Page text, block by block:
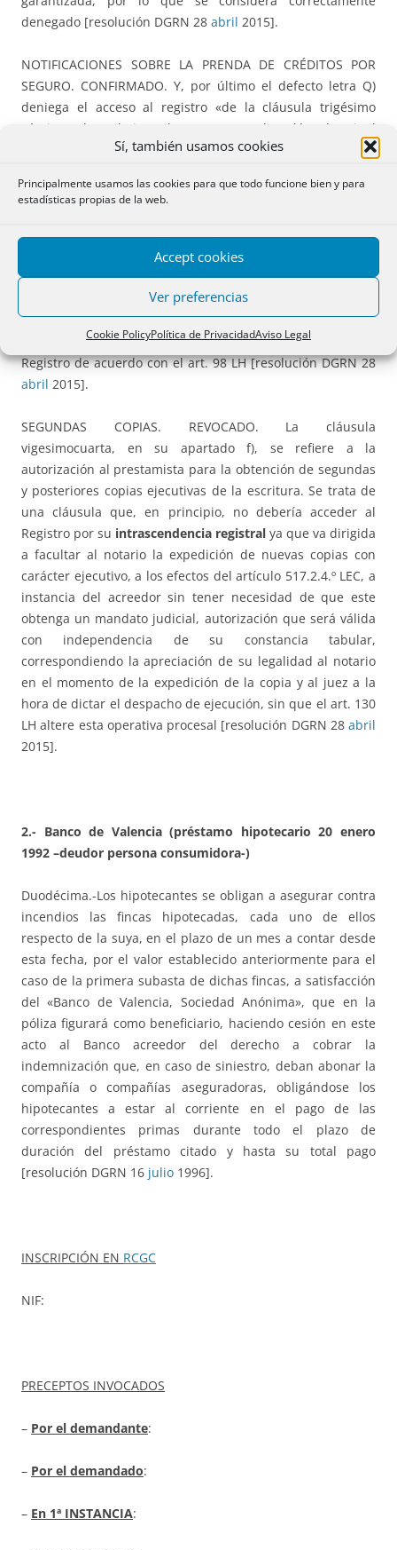
Sí, también usamos cookies
Principalmente usamos las cookies para que todo funcione bien y para
estadísticas propias de la web.
Accept cookies
Ver preferencias
Cookie PolicyPolítica de PrivacidadAviso Legal
denegado [resolución DGRN 28 abril 2015].
NOTIFICACIONES SOBRE LA PRENDA DE CRÉDITOS POR
SEGURO. CONFIRMADO. Y, por último el defecto letra Q)
deniega el acceso al registro «de la cláusula trigésimo
séptima, lo relativo al anexo 3 y la Cláusula Final
Requerimiento». El Anexo 3 se refiere a la comunicación a
los derechos de crédito derivados de la póliza de seguro, y
requerimiento que las partes hacen a la notaria
autorizante para que por acta separada notifique a la
entidad aseguradora. Se tratan en este caso de cláusulas
relativas a una actuación futura de notificación, relativas a
una garantía ajena al derecho real de hipoteca, por lo que
se considera correctamente denegado su acceso al
Registro de acuerdo con el art. 98 LH [resolución DGRN 28
abril 2015].
SEGUNDAS COPIAS. REVOCADO. La cláusula
vigesimocuarta, en su apartado f), se refiere a la
autorización al prestamista para la obtención de segundas
y posteriores copias ejecutivas de la escritura. Se trata de
una cláusula que, en principio, no debería acceder al
Registro por su intrascendencia registral ya que va dirigida
a facultar al notario la expedición de nuevas copias con
carácter ejecutivo, a los efectos del artículo 517.2.4.º LEC, a
instancia del acreedor sin tener necesidad de que este
obtenga un mandato judicial, autorización que será válida
con independencia de su constancia tabular,
correspondiendo la apreciación de su legalidad al notario
en el momento de la expedición de la copia y al juez a la
hora de dictar el despacho de ejecución, sin que el art. 130
LH altere esta operativa procesal [resolución DGRN 28 abril
2015].
2.- Banco de Valencia (préstamo hipotecario 20 enero
1992 –deudor persona consumidora-)
Duodécima.-Los hipotecantes se obligan a asegurar contra
incendios las fincas hipotecadas, cada uno de ellos
respecto de la suya, en el plazo de un mes a contar desde
esta fecha, por el valor establecido anteriormente para el
caso de la primera subasta de dichas fincas, a satisfacción
del «Banco de Valencia, Sociedad Anónima», que en la
póliza figurará como beneficiario, haciendo cesión en este
acto al Banco acreedor del derecho a cobrar la
indemnización que, en caso de siniestro, deban abonar la
compañía o compañías aseguradoras, obligándose los
hipotecantes a estar al corriente en el pago de las
correspondientes primas durante todo el plazo de
duración del préstamo citado y hasta su total pago
[resolución DGRN 16 julio 1996].
INSCRIPCIÓN EN RCGC
NIF:
PRECEPTOS INVOCADOS
– Por el demandante:
– Por el demandado:
– En 1ª INSTANCIA: